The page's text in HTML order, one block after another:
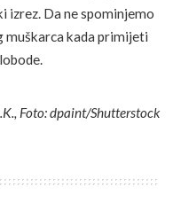
izrez. Da ne spominjemo
muškarca kada primijeti
Foto: dpaint/Shutterstock